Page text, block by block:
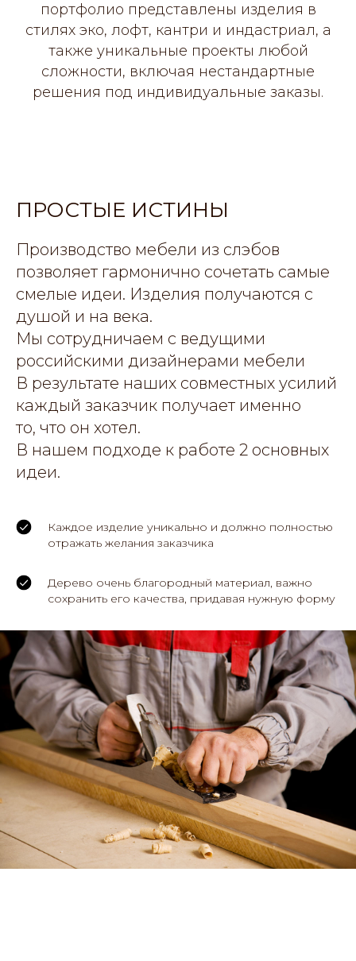
портфолио представлены изделия в
стилях эко, лофт, кантри и индастриал, а
также уникальные проекты любой
сложности, включая нестандартные
решения под индивидуальные заказы.
ПРОСТЫЕ ИСТИНЫ
Производство мебели из слэбов
позволяет гармонично сочетать самые
смелые идеи. Изделия получаются с
душой и на века.
Мы сотрудничаем с ведущими
российскими дизайнерами мебели
В результате наших совместных усилий
каждый заказчик получает именно
то, что он хотел.
В нашем подходе к работе 2 основных
идеи.
Каждое изделие уникально и должно полностью
отражать желания заказчика
Дерево очень благородный материал, важно
сохранить его качества, придавая нужную форму